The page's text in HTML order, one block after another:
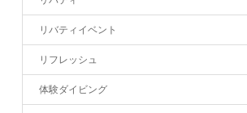
リバティイベント
リフレッシュ
体験ダイビング